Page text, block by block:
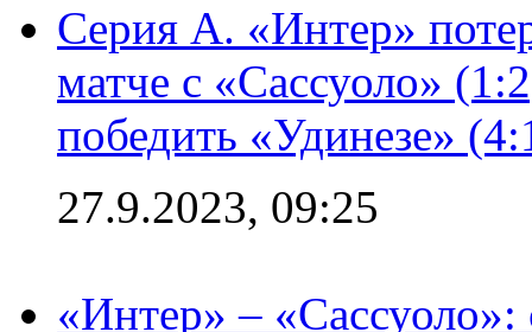
Серия А. «Интер»
матче с «Сассуоло»
победить «Удинезе»
27.9.2023, 09:25
«Интер» –